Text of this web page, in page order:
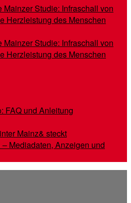
Mainzer Studie: Infraschall von
Herzleistung des Menschen
Mainzer Studie: Infraschall von
Herzleistung des Menschen
FAQ und Anleitung
Mainz& steckt
Mediadaten, Anzeigen und